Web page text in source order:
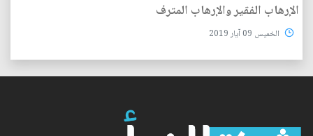
الإرهاب الفقير والإرهاب المترف
الخميس 09 آيار 2019